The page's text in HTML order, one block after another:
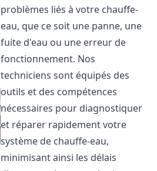
problèmes liés à votre chauffe-
eau, que ce soit une panne, une
fuite d'eau ou une erreur de
fonctionnement. Nos
techniciens sont équipés des
outils et des compétences
nécessaires pour diagnostiquer
et réparer rapidement votre
système de chauffe-eau,
minimisant ainsi les délais